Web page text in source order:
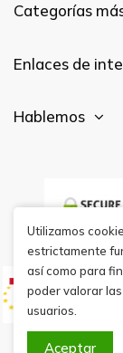
Categorías
Enlaces de
Hablemos
Utilizamos
estrictamente
así como para
poder valorar
usuarios.
Aceptar